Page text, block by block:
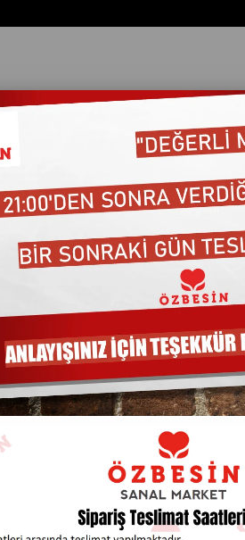
Göre (Artan) Fiyata Göre (Azalan)